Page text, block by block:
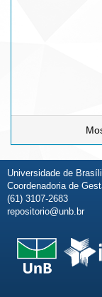
Universidade de
Coordenadoria de
(61) 3107-2683
repositorio@unb.br